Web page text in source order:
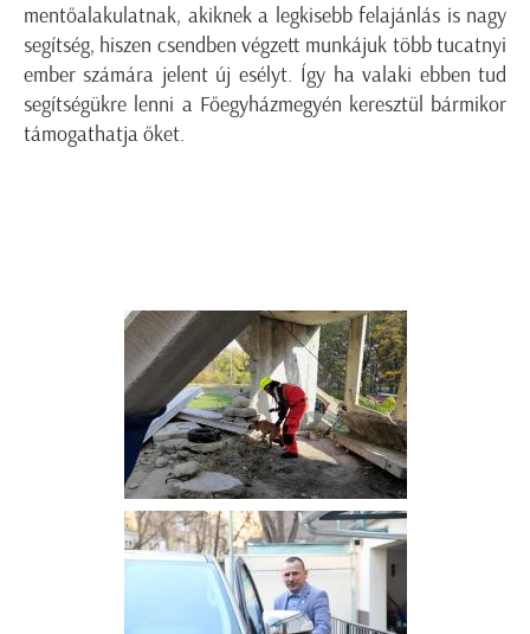
mentőalakulatnak, akiknek a legkisebb felajánlás is nagy
segítség, hiszen csendben végzett munkájuk több tucatnyi
ember számára jelent új esélyt. Így ha valaki ebben tud
segítségükre lenni a Főegyházmegyén keresztül bármikor
támogathatja őket.